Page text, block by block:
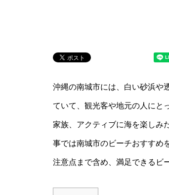
沖縄の南城市には、白い砂浜や
ていて、観光客や地元の人にと
家族、アクティブに海を楽しみ
事では南城市のビーチおすすめ
注意点まで含め、満足できるビ